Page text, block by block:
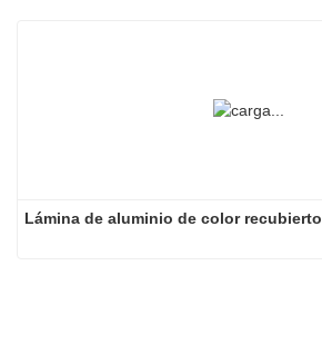
Lámina de aluminio de color recubierto